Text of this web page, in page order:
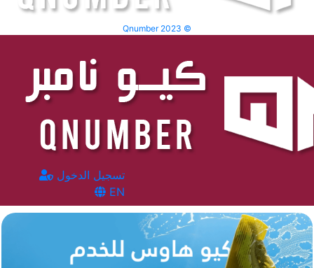
Qnumber 2023 ©
تسجيل الدخول
EN